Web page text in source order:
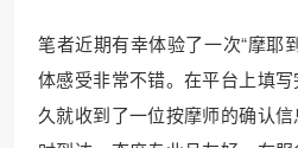
笔者近期有幸体验了一次“摩耶
体感受非常不错。在平台上填
久就收到了一位按摩师的确认